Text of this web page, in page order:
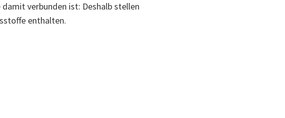
verbunden ist: Deshalb stellen
enthalten.